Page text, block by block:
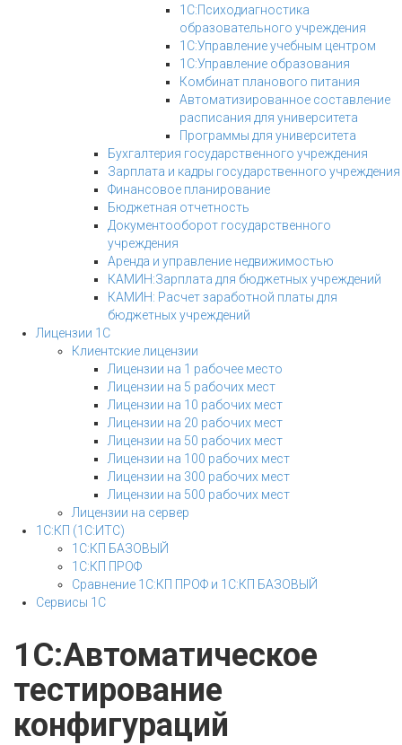
1С:Психодиагностика
образовательного учреждения
1С:Управление учебным центром
1С:Управление образования
Комбинат планового питания
Автоматизированное составление
расписания для университета
Программы для университета
Бухгалтерия государственного учреждения
Зарплата и кадры государственного учреждения
Финансовое планирование
Бюджетная отчетность
Документооборот государственного
учреждения
Аренда и управление недвижимостью
КАМИН:Зарплата для бюджетных учреждений
КАМИН: Расчет заработной платы для
бюджетных учреждений
Лицензии 1С
Клиентские лицензии
Лицензии на 1 рабочее место
Лицензии на 5 рабочих мест
Лицензии на 10 рабочих мест
Лицензии на 20 рабочих мест
Лицензии на 50 рабочих мест
Лицензии на 100 рабочих мест
Лицензии на 300 рабочих мест
Лицензии на 500 рабочих мест
Лицензии на сервер
1С:КП (1С:ИТС)
1С:КП БАЗОВЫЙ
1С:КП ПРОФ
Сравнение 1С:КП ПРОФ и 1С:КП БАЗОВЫЙ
Сервисы 1С
1С:Автоматическое
тестирование
конфигураций